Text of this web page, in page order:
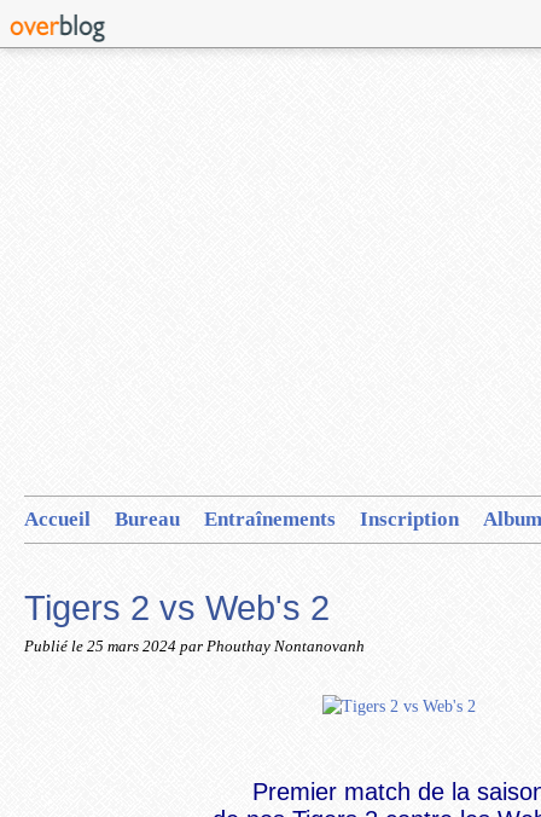
Accueil Bureau Entraînements Inscription
Tigers 2 vs Web's 2
Publié le 25 mars 2024 par Phouthay Nontanovanh
Premier match de la